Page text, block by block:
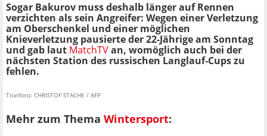
Sogar Bakurov muss deshalb länger auf Rennen
verzichten als sein Angreifer: Wegen einer Verletzung
am Oberschenkel und einer möglichen
Knieverletzung pausierte der 22-Jährige am Sonntag
und gab laut MatchTVan, womöglich auch bei der
nächsten Station des russischen Langlauf-Cups zu
fehlen.
Titelfoto: CHRISTOF STACHE / AFP
Mehr zum Thema Wintersport: